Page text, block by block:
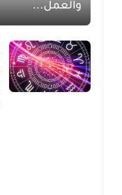
والعمل...